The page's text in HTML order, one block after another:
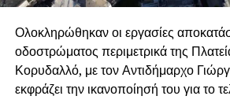
Ολοκληρώθηκαν οι εργασίες
οδοστρώματος περιμετρικά της
Κορυδαλλό, με τον Αντιδήμαρχο
εκφράζει την ικανοποίησή του για το